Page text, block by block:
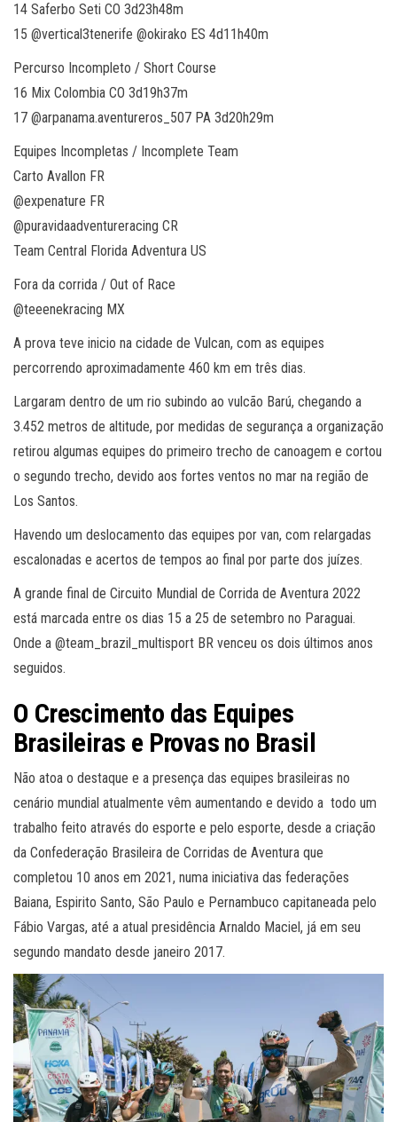
14 Saferbo Seti CO 3d23h48m
15 @vertical3tenerife @okirako ES 4d11h40m
Percurso Incompleto / Short Course
16 Mix Colombia CO 3d19h37m
17 @arpanama.aventureros_507 PA 3d20h29m
Equipes Incompletas / Incomplete Team
Carto Avallon FR
@expenature FR
@puravidaadventureracing CR
Team Central Florida Adventura US
Fora da corrida / Out of Race
@teeenekracing MX
A prova teve inicio na cidade de Vulcan, com as equipes
percorrendo aproximadamente 460 km em três dias.
Largaram dentro de um rio subindo ao vulcão Barú, chegando a
3.452 metros de altitude, por medidas de segurança a organização
retirou algumas equipes do primeiro trecho de canoagem e cortou
o segundo trecho, devido aos fortes ventos no mar na região de
Los Santos.
Havendo um deslocamento das equipes por van, com relargadas
escalonadas e acertos de tempos ao final por parte dos juízes.
A grande final de Circuito Mundial de Corrida de Aventura 2022
está marcada entre os dias 15 a 25 de setembro no Paraguai.
Onde a @team_brazil_multisport BR venceu os dois últimos anos
seguidos.
O Crescimento das Equipes
Brasileiras e Provas no Brasil
Não atoa o destaque e a presença das equipes brasileiras no
cenário mundial atualmente vêm aumentando e devido a todo um
trabalho feito através do esporte e pelo esporte, desde a criação
da Confederação Brasileira de Corridas de Aventura que
completou 10 anos em 2021, numa iniciativa das federações
Baiana, Espirito Santo, São Paulo e Pernambuco capitaneada pelo
Fábio Vargas, até a atual presidência Arnaldo Maciel, já em seu
segundo mandato desde janeiro 2017.